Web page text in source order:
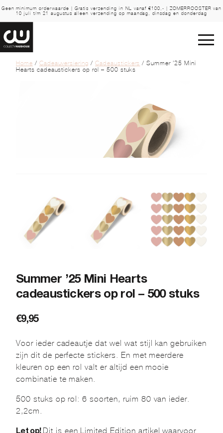
Geen minimum orderwaarde | Gratis verzending in NL vanaf €100,- | ZOMERROOSTER van
10 juli t/m 21 augustus alleen verzending op maandag, dinsdag en donderdag
Home / Cadeauversiering / Cadeaustickers / Summer ’25 Mini
Hearts cadeaustickers op rol – 500 stuks
Summer ’25 Mini Hearts
cadeaustickers op rol – 500 stuks
€9,95
Voor ieder cadeautje dat wel wat stijl kan gebruiken
zijn dit de perfecte stickers. En met meerdere
kleuren op een rol valt er altijd een mooie
combinatie te maken.
500 stuks op rol: 6 soorten, ruim 80 van ieder.
2,2cm.
Dit is een Limited Edition artikel waarvoor